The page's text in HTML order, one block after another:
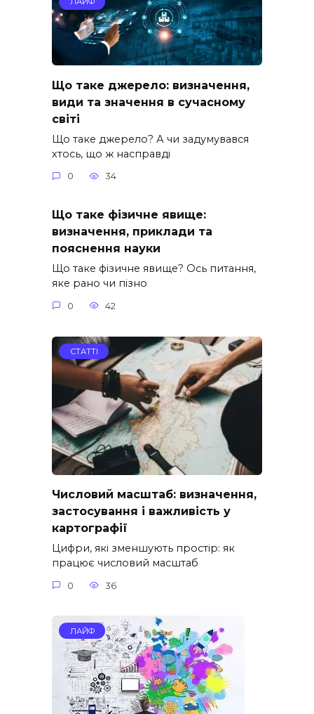
Що таке джерело: визначення,
види та значення в сучасному
світі
Що таке джерело? А чи задумувався
хтось, що ж насправді
0 34
Що таке фізичне явище:
визначення, приклади та
пояснення науки
Що таке фізичне явище? Ось питання,
яке рано чи пізно
0 42
СТАТТІ
Числовий масштаб: визначення,
застосування і важливість у
картографії
Цифри, які зменшують простір: як
працює числовий масштаб
0 36
ЛАЙФ